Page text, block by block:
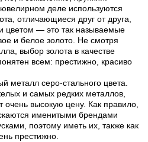
деле используются
отличающиеся друг от друга,
цветом — это так называемые
и белое золото. Не смотря
выбор золота в качестве
всем: престижно, красиво
металл серо-стального цвета.
и самых редких металлов,
очень высокую цену. Как правило,
именитыми брендами
поэтому иметь их, также как
престижно.